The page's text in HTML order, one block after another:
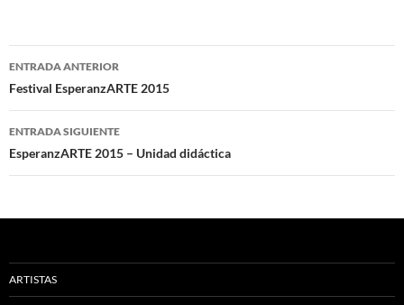
Navegación
de
entradas
ENTRADA ANTERIOR
Festival EsperanzARTE 2015
ENTRADA SIGUIENTE
EsperanzARTE 2015 – Unidad didáctica
ARTISTAS